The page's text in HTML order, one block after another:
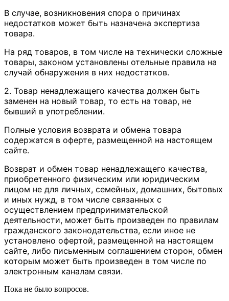
В случае, возникновения спора о причинах
недостатков может быть назначена экспертиза
товара.
На ряд товаров, в том числе на технически сложные
товары, законом установлены отельные правила на
случай обнаружения в них недостатков.
2. Товар ненадлежащего качества должен быть
заменен на новый товар, то есть на товар, не
бывший в употреблении.
Полные условия возврата и обмена товара
содержатся в оферте, размещенной на настоящем
сайте.
Возврат и обмен товар ненадлежащего качества,
приобретенного физическим или юридическим
лицом не для личных, семейных, домашних, бытовых
и иных нужд, в том числе связанных с
осуществлением предпринимательской
деятельности, может быть произведен по правилам
гражданского законодательства, если иное не
установлено офертой, размещенной на настоящем
сайте, либо письменным соглашением сторон, обмен
которым может быть произведен в том числе по
электронным каналам связи.
Пока не было вопросов.